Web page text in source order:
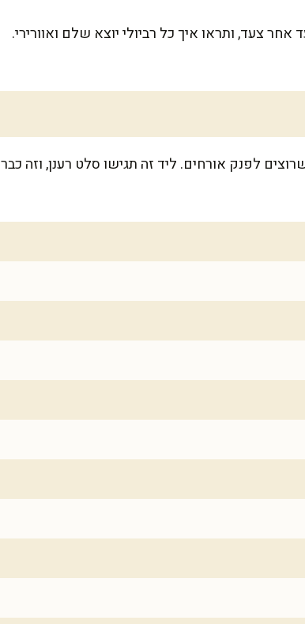
צעד, ותראו איך כל רביולי יוצא שלם ואוורירי.
או כשרוצים לפנק אורחים. ליד זה תגישו סלט רענן, וזה כבר